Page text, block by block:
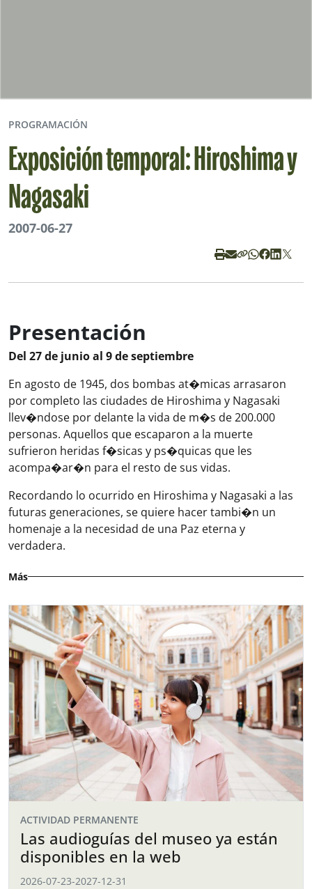
PROGRAMACIÓN
Exposición temporal: Hiroshima y
Nagasaki
2007-06-27
Presentación
Del 27 de junio al 9 de septiembre
En agosto de 1945, dos bombas at�micas arrasaron
por completo las ciudades de Hiroshima y Nagasaki
llev�ndose por delante la vida de m�s de 200.000
personas. Aquellos que escaparon a la muerte
sufrieron heridas f�sicas y ps�quicas que les
acompa�ar�n para el resto de sus vidas.
Recordando lo ocurrido en Hiroshima y Nagasaki a las
futuras generaciones, se quiere hacer tambi�n un
homenaje a la necesidad de una Paz eterna y
verdadera.
Más
ACTIVIDAD PERMANENTE
Las audioguías del museo ya están
disponibles en la web
2026-07-23-2027-12-31